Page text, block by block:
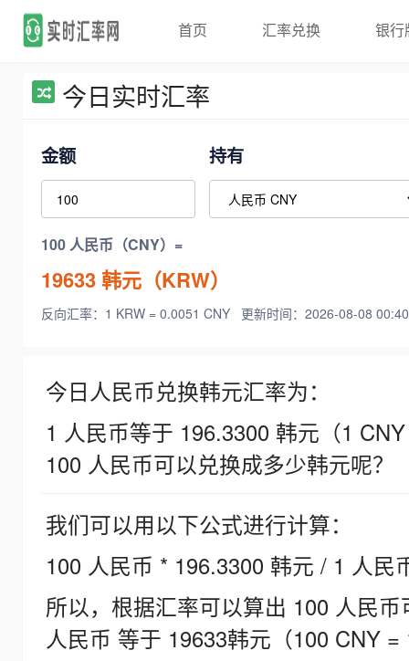
首页 汇率兑换 银行
今日实时汇率
金额 持有
100 人民币（CNY）=
19633韩元（KRW）
反向汇率：1 KRW = 0.0051 CNY 更新时间：2026-08-08
今日人民币兑换韩元汇率为：
1 人民币等于 196.3300 韩元（1
100 人民币可以兑换成多少韩元呢？
我们可以用以下公式进行计算：
100 人民币 * 196.3300 韩元 / 1 人民
所以，根据汇率可以算出 100 人民
人民币 等于 19633韩元（100 CNY =